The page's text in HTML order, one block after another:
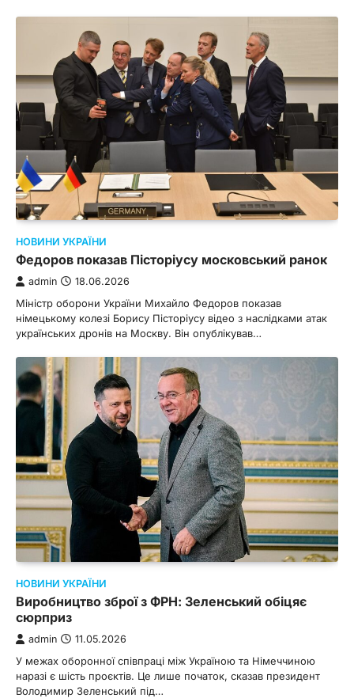
НОВИНИ УКРАЇНИ
Федоров показав Пісторіусу московський ранок
admin 18.06.2026
Міністр оборони України Михайло Федоров показав
німецькому колезі Борису Пісторіусу відео з наслідками атак
українських дронів на Москву. Він опублікував…
НОВИНИ УКРАЇНИ
Виробництво зброї з ФРН: Зеленський обіцяє
сюрприз
admin 11.05.2026
У межах оборонної співпраці між Україною та Німеччиною
наразі є шість проєктів. Це лише початок, сказав президент
Володимир Зеленський під…